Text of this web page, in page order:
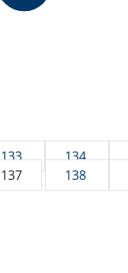
133 134
137
138